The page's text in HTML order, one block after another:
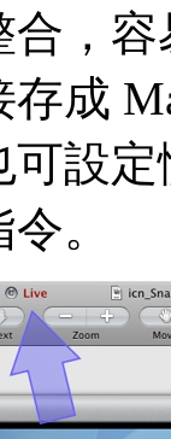
，
成
可設
。